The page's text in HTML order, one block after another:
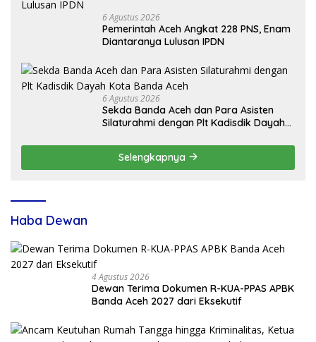
6 Agustus 2026
Pemerintah Aceh Angkat 228 PNS, Enam
Diantaranya Lulusan IPDN
6 Agustus 2026
Sekda Banda Aceh dan Para Asisten
Silaturahmi dengan Plt Kadisdik Dayah
Selengkapnya
Haba Dewan
4 Agustus 2026
Dewan Terima Dokumen R-KUA-PPAS APBK
Banda Aceh 2027 dari Eksekutif